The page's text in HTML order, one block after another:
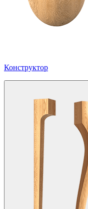
Конструктор